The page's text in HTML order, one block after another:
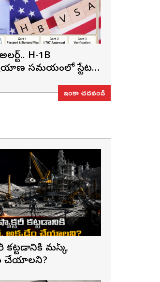
H-1B
సమయంలో స్టేటస్
ఇంకా చదవండి
కట్టడానికి మస్క్
చేయాలని?